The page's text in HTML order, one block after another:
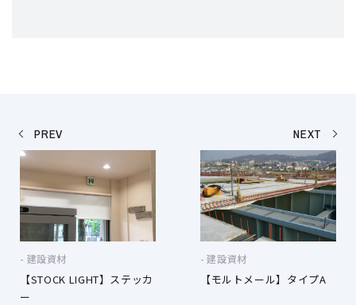
PREV
建設資材
【STOCK LIGHT】ステッカ
ー
NEXT
建設資材
【モルトメール】タイプA